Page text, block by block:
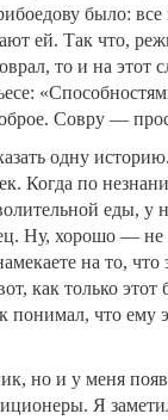
было: все
ей. Так что,
то и на этот
Совру —
одну
Когда по
еды, у
Ну, хорошо — не
на то, что
как только этот
понимал, что ему
но и у меня
Я